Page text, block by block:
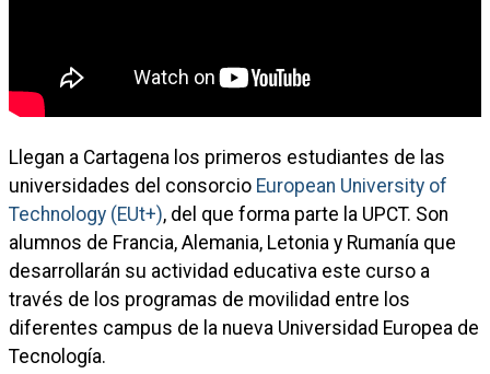
Llegan a Cartagena los primeros estudiantes de las
universidades del consorcio European University of
Technology (EUt+), del que forma parte la UPCT. Son
alumnos de Francia, Alemania, Letonia y Rumanía que
desarrollarán su actividad educativa este curso a
través de los programas de movilidad entre los
diferentes campus de la nueva Universidad Europea de
Tecnología.